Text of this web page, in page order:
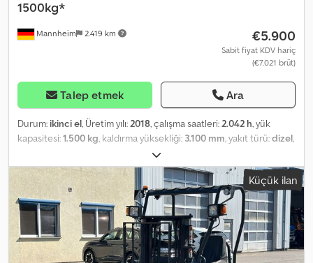
Mannheim 2.419 km
1500kg*
€5.900
Sabit fiyat KDV hariç
(€7.021 brüt)
Talep etmek Ara
Durum: ikinci el, Üretim yılı:2018, çalışma saatleri:2.042 h, yük
kapasitesi:1.500 kg, kaldırma yüksekliği: 3.100 mm, yakıt türü:dizel,
, * Araç Numarası: P19459 M + WhatsApp: Yapay
zeka destekli, mesajınız ilgili kişiye kendi dilinizde iletilir. * Motor:
Lombardini LDW 1003/B1 * Dizel Motor * Nominal taşıma kapasitesi:
1500 kg * Çalışma saati: 2042 saat * İlk kayıt tarihi: 10-2018 * Boş
ağırlık: 1500 kg * İzin verilen toplam ağırlık: 2400 kg * Hidrolik
olarak uzatılabilen teleskopik çatallar Kullanılmış bir araç, mevcut
haliyle sadece ticari işletmelere veya ihracat amaçlı satılmaktadır.
Satış, malzeme kusurları garantisi dışında yapılmaktadır (§ 444
Küçük ilan